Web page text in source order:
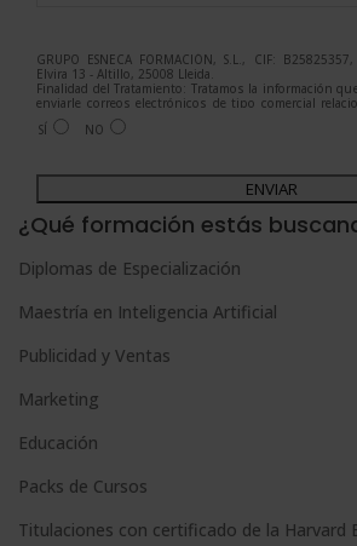
GRUPO ESNECA FORMACIÓN, S.L., CIF:
Elvira 13 - Altillo, 25008 Lleida.
Finalidad del Tratamiento: Tratamos la información
enviarle correos electrónicos de tipo comercial
ofrecidos y otros tipo de productos que fueran de su
Legitimación del tratamiento: Consentimiento del
Para más información consulte nuestra Política de
Desea recibir información comercial (vía telefónica y/o
SÍ NO
A
l
e
r
n
i
v
e
¿Qué formación estás
Diplomas de Especialización
Maestría en Inteligencia Artificial
Publicidad y Ventas
Marketing
Educación
Packs de Cursos
Titulaciones con certificado de la Harvard